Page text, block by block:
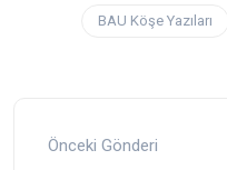
BAU Köşe Yazıları
Önceki Gönderi